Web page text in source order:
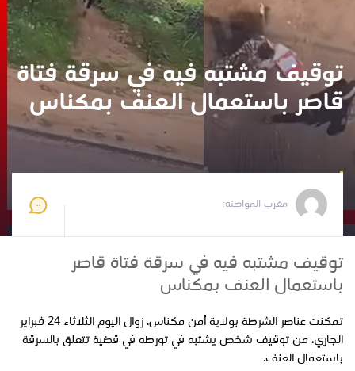
توقيف مشتبه فيه في سرقة فتاة
قاصر باستعمال العنف بمكناس
مغرب المواطنة:
توقيف مشتبه فيه في سرقة فتاة قاصر
باستعمال العنف بمكناس
تمكنت عناصر الشرطة بولاية أمن مكناس، زوال اليوم الثلاثاء 24 فبراير
الجاري، من توقيف شخص يشتبه في تورطه في قضية تتعلق بالسرقة
باستعمال العنف.